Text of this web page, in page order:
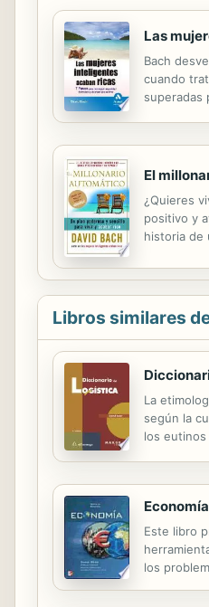
Las
Bach
cuando
superadas
El
¿Quieres
positivo y
historia de
Libros similares
La
según la
los
Economía
Este libro
los